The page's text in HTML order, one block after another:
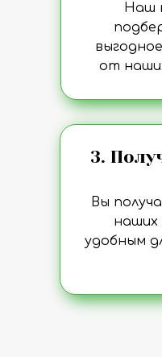
Наш
от
3.
Вы
удобным